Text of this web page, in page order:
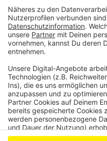
Anzeige
Anzeige
Anzeige